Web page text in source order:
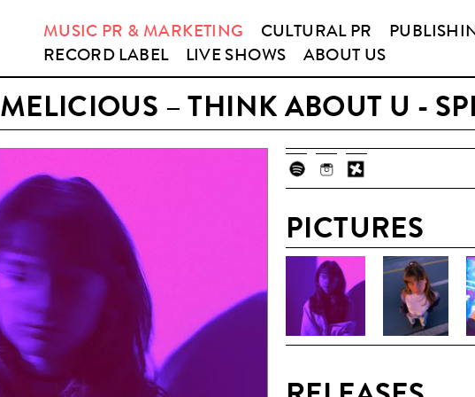
MUSIC PR & MARKETING CULTURAL PR
RECORD LABEL
LIVE SHOWS ABOUT US
MELICIOUS – THINK ABOUT U -
PICTURES